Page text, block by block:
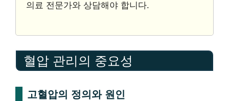
의료 전문가와 상담해야 합니다.
혈압 관리의 중요성
고혈압의 정의와 원인